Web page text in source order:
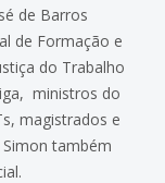
de Barros
de Formação e
do Trabalho
ministros do
magistrados e
também